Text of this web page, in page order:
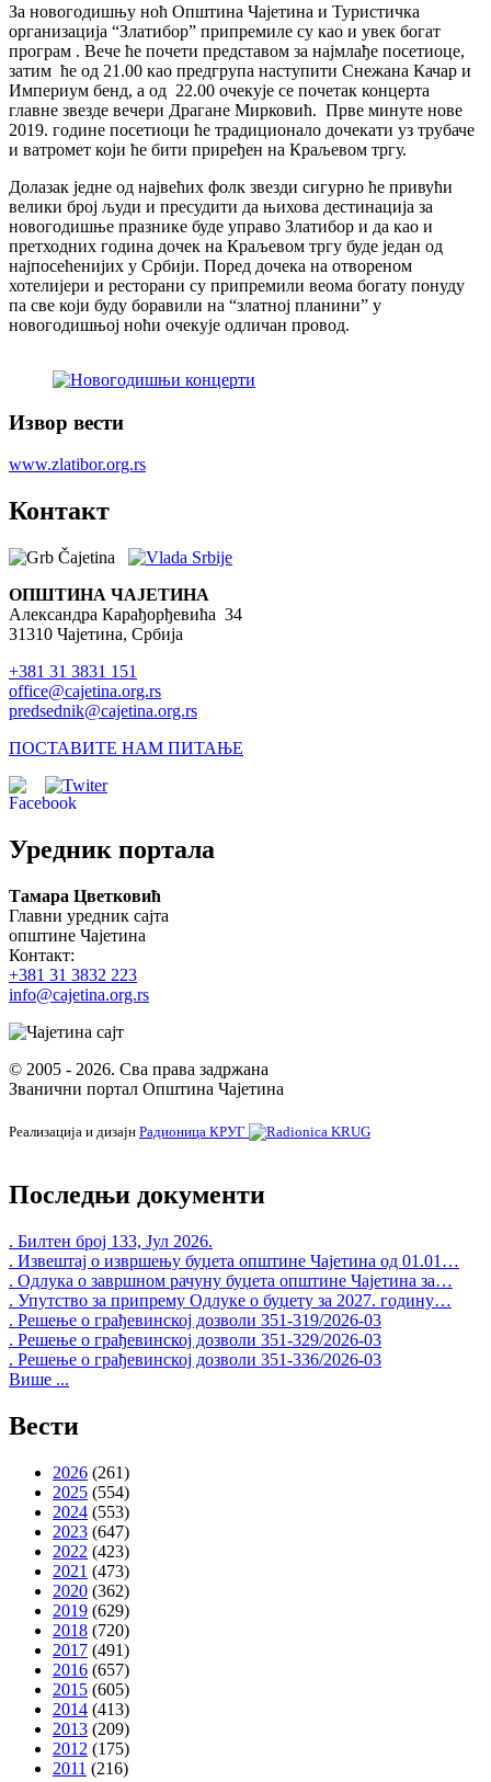
За новогодишњу ноћ Општина Чајетина и Туристичка
организација “Златибор” припремиле су као и увек богат
програм . Вече ће почети представом за најмлађе посетиоце,
затим ће од 21.00 као предгрупа наступити Снежана Качар и
Империум бенд, а од 22.00 очекује се почетак концерта
главне звезде вечери Драгане Мирковић. Прве минуте нове
2019. године посетиоци ће традиционало дочекати уз трубаче
и ватромет који ће бити приређен на Краљевом тргу.
Долазак једне од највећих фолк звезди сигурно ће привући
велики број људи и пресудити да њихова дестинација за
новогодишње празнике буде управо Златибор и да као и
претходних година дочек на Краљевом тргу буде један од
најпосећенијих у Србији. Поред дочека на отвореном
хотелијери и ресторани су припремили веома богату понуду
па све који буду боравили на “златној планини” у
новогодишњој ноћи очекује одличан провод.
Извор вести
www.zlatibor.org.rs
Контакт
ОПШТИНА ЧАЈЕТИНА
Александра Карађорђевића 34
31310 Чајетина, Србија
+381 31 3831 151
office@cajetina.org.rs
predsednik@cajetina.org.rs
ПОСТАВИТЕ НАМ ПИТАЊЕ
Уредник портала
Тамара Цветковић
Главни уредник сајта
општине Чајетина
Контакт:
+381 31 3832 223
info@cajetina.org.rs
© 2005 - 2026. Сва права задржана
Званични портал Општина Чајетина
Реализација и дизајн Радионица КРУГ
Последњи документи
. Билтен број 133, Јул 2026.
. Извештај о извршењу буџета општине Чајетина од 01.01…
. Одлука о завршном рачуну буџета општине Чајетина за…
. Упутство за припрему Одлуке о буџету за 2027. годину…
. Решење о грађевинској дозволи 351-319/2026-03
. Решење о грађевинској дозволи 351-329/2026-03
. Решење о грађевинској дозволи 351-336/2026-03
Више ...
Вести
2026 (261)
2025 (554)
2024 (553)
2023 (647)
2022 (423)
2021 (473)
2020 (362)
2019 (629)
2018 (720)
2017 (491)
2016 (657)
2015 (605)
2014 (413)
2013 (209)
2012 (175)
2011 (216)